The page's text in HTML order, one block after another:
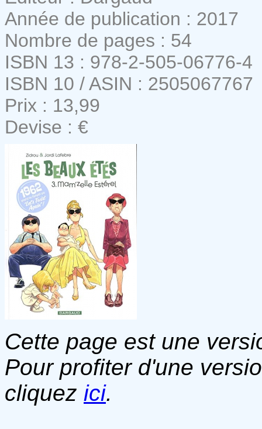
Année de publication : 2017
Nombre de pages : 54
ISBN 13 : 978-2-505-06776-4
ISBN 10 / ASIN : 2505067767
Prix : 13,99
Devise : €
Cette page est une
Pour profiter d'une
cliquez ici.